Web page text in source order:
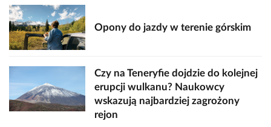
Opony do jazdy w terenie górskim
Czy na Teneryfie dojdzie do kolejnej
erupcji wulkanu? Naukowcy
wskazują najbardziej zagrożony
rejon